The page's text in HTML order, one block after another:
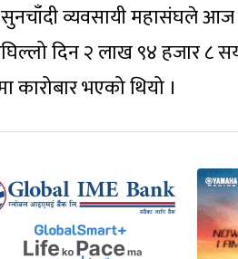
व्यवसायी महासंघले
दिन २ लाख ९४ हजार ८
कारोबार भएको थियो ।